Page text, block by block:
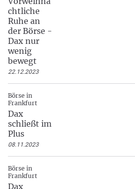
chtliche
Ruhe an
der Börse -
Dax nur
wenig
bewegt
22.12.2023
Börse in
Frankfurt
Dax
schließt im
Plus
08.11.2023
Börse in
Frankfurt
Dax